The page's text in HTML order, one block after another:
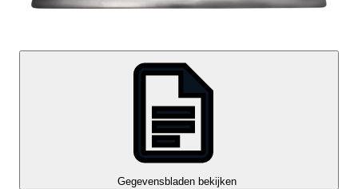
Gegevensbladen bekijken